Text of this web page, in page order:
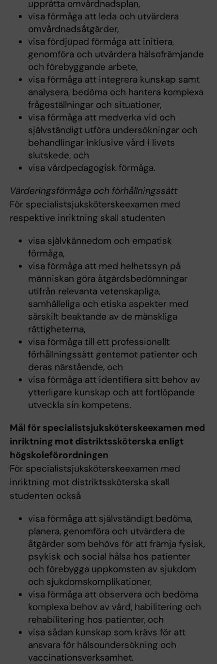
upprätta omvårdnadsplan,
visa förmåga att leda och utvärdera
omvårdnadsåtgärder,
visa fördjupad förmåga att initiera,
genomföra och utvärdera hälsofrämjande
och förebyggande arbete,
visa förmåga att integrera kunskap samt
analysera, bedöma och hantera komplexa
frågeställningar och situationer,
visa förmåga att medverka vid och
självständigt utföra undersökningar och
behandlingar inklusive vård i livets
slutskede, och
visa vårdpedagogisk förmåga.
Värderingsförmåga och förhållningssätt
För specialistsjuksköterskeexamen med
respektive inriktning skall studenten
visa självkännedom och empatisk
förmåga,
visa förmåga att med helhetssyn på
människan göra åtgärdsbedömningar
utifrån relevanta vetenskapliga,
samhälleliga och etiska aspekter med
särskilt beaktande av de mänskliga
rättigheterna,
visa förmåga till ett professionellt
förhållningssätt gentemot patienter och
deras närstående, och
visa förmåga att identifiera sitt behov av
ytterligare kunskap och att fortlöpande
utveckla sin kompetens.
Mål för specialistsjuksköterskeexamen med
inriktning mot distriktssköterska enligt
högskoleförordningen
För specialistsjuksköterskeexamen med
inriktning mot distriktssköterska skall
studenten också
visa förmåga att självständigt bedöma,
planera, genomföra och utvärdera de
åtgärder som behövs för att främja fysisk,
psykisk och social hälsa hos patienter
och förebygga uppkomsten av sjukdom
och sjukdomskomplikationer,
visa förmåga att observera och bedöma
komplexa behov av vård, habilitering och
rehabilitering hos patienter, och
visa sådan kunskap som krävs för att
ansvara för hälsoundersökning och
vaccinationsverksamhet.